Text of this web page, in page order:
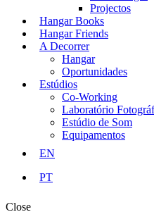
Projectos
Hangar Books
Hangar Friends
A Decorrer
Hangar
Oportunidades
Estúdios
Co-Working
Laboratório
Estúdio de Som
Equipamentos
EN
PT
Close